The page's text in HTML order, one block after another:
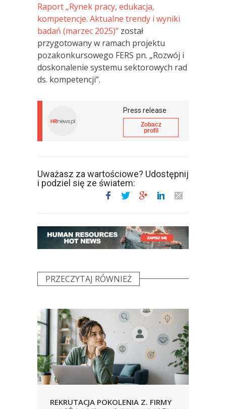
Raport „Rynek pracy, edukacja,
kompetencje. Aktualne trendy i wyniki
badań (marzec 2025)” został
przygotowany w ramach projektu
pozakonkursowego FERS pn. „Rozwój i
doskonalenie systemu sektorowych rad
ds. kompetencji”.
Press release
Zobacz
profil
Uważasz za wartościowe? Udostępnij
i podziel się ze światem:
PRZECZYTAJ RÓWNIEŻ
REKRUTACJA POKOLENIA Z. FIRMY